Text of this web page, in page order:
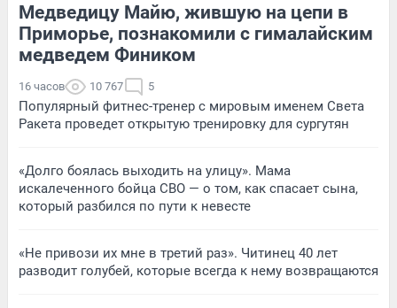
Медведицу Майю, жившую на цепи в
Приморье, познакомили с гималайским
медведем Фиником
16 часов 10 767 5
Популярный фитнес-тренер с мировым именем Света
Ракета проведет открытую тренировку для сургутян
«Долго боялась выходить на улицу». Мама
искалеченного бойца СВО — о том, как спасает сына,
который разбился по пути к невесте
«Не привози их мне в третий раз». Читинец 40 лет
разводит голубей, которые всегда к нему возвращаются